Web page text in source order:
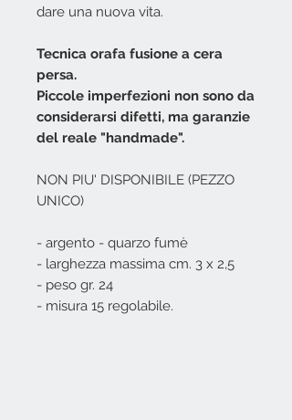
dare una nuova vita.
Tecnica orafa fusione a cera
persa.
Piccole imperfezioni non sono da
considerarsi difetti, ma garanzie
del reale "handmade".
NON PIU' DISPONIBILE (PEZZO
UNICO)
- argento - quarzo fumè
- larghezza massima cm. 3 x 2,5
- peso gr. 24
- misura 15 regolabile.